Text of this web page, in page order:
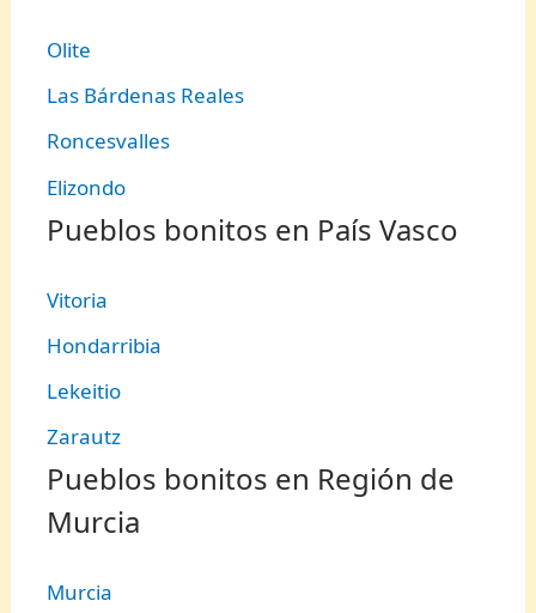
Olite
Las Bárdenas Reales
Roncesvalles
Elizondo
Pueblos bonitos en País Vasco
Vitoria
Hondarribia
Lekeitio
Zarautz
Pueblos bonitos en Región de
Murcia
Murcia